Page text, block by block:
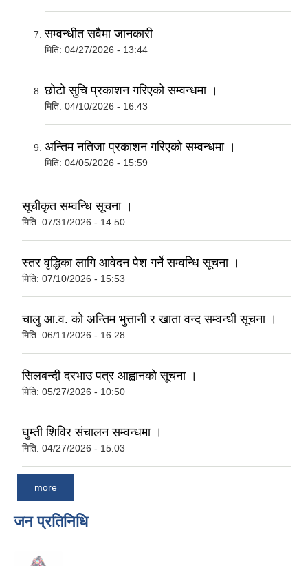
सम्वन्धीत सवैमा जानकारी
मिति: 04/27/2026 - 13:44
छाेटाे सुचि प्रकाशन गरिएको सम्वन्धमा ।
मिति: 04/10/2026 - 16:43
अन्तिम नतिजा प्रकाशन गरिएको सम्वन्धमा ।
मिति: 04/05/2026 - 15:59
सूचीकृत सम्वन्धि सूचना ।
मिति: 07/31/2026 - 14:50
स्तर वृद्धिका लागि आवेदन पेश गर्ने सम्वन्धि सूचना ।
मिति: 07/10/2026 - 15:53
चालु आ.व. को अन्तिम भुत्तानी र खाता वन्द सम्वन्धी सूचना ।
मिति: 06/11/2026 - 16:28
सिलबन्दी दरभाउ पत्र आह्वानकाे सूचना ।
मिति: 05/27/2026 - 10:50
घुम्ती शिविर संचालन सम्वन्धमा ।
मिति: 04/27/2026 - 15:03
more
जन प्रतिनिधि